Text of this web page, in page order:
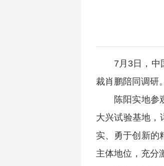
7月3日，中
裁肖鹏陪同调研。
陈阳实地参
大兴试验基地，
实、勇于创新的
主体地位，充分